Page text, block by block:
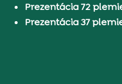
Prezentácia 72
Prezentácia 37